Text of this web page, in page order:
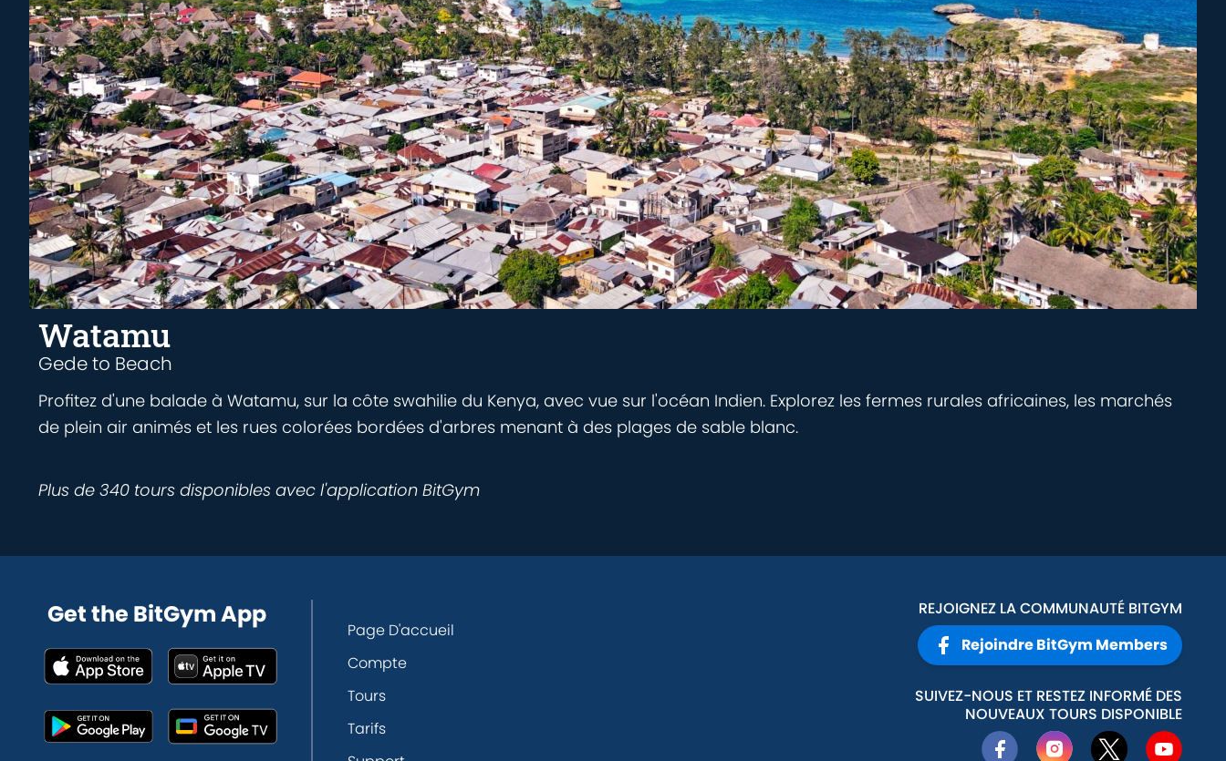
Watamu
Gede to Beach
Profitez d'une balade à Watamu, sur la côte swahilie du Kenya, avec vue sur l'océan Indien. Explorez les fermes rurales africaines, les marchés
de plein air animés et les rues colorées bordées d'arbres menant à des plages de sable blanc.
Plus de 340 tours disponibles avec l'application BitGym
Get the BitGym App
Page D'accueil
Compte
Tours
Tarifs
REJOIGNEZ LA COMMUNAUTÉ BITGYM
Rejoindre BitGym Members
SUIVEZ-NOUS ET RESTEZ INFORMÉ DES
NOUVEAUX TOURS DISPONIBLE